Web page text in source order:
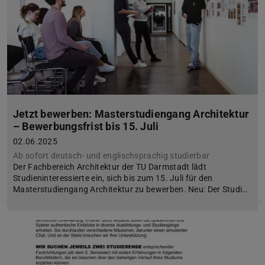
Jetzt bewerben: Masterstudiengang Architektur
– Bewerbungsfrist bis 15. Juli
02.06.2025
Ab sofort deutsch- und englischsprachig studierbar
Der Fachbereich Architektur der TU Darmstadt lädt
Studieninteressierte ein, sich bis zum 15. Juli für den
Masterstudiengang Architektur zu bewerben. Neu: Der Studi…